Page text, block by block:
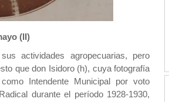
(II)
actividades agropecuarias, pero
que don Isidoro (h), cuya fotografía
Intendente Municipal por voto
durante el período 1928-1930,